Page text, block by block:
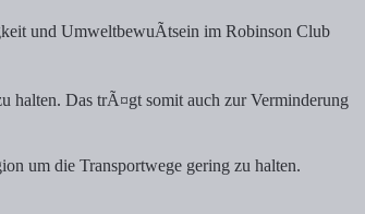
und UmweltbewuÃtsein im Robinson Club
halten. Das trÃ¤gt somit auch zur Verminderung
um die Transportwege gering zu halten.